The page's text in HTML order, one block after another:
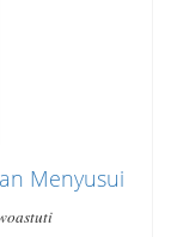
Menyusui